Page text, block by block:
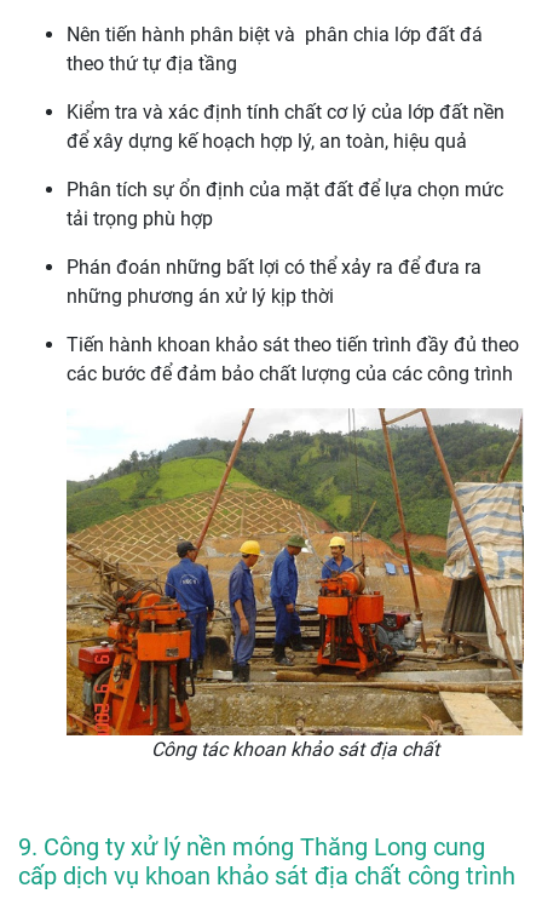
Nên tiến hành phân biệt và phân chia lớp đất đá
theo thứ tự địa tầng
Kiểm tra và xác định tính chất cơ lý của lớp đất nền
để xây dựng kế hoạch hợp lý, an toàn, hiệu quả
Phân tích sự ổn định của mặt đất để lựa chọn mức
tải trọng phù hợp
Phán đoán những bất lợi có thể xảy ra để đưa ra
những phương án xử lý kịp thời
Tiến hành khoan khảo sát theo tiến trình đầy đủ theo
các bước để đảm bảo chất lượng của các công trình
Công tác khoan khảo sát địa chất
9. Công ty xử lý nền móng Thăng Long cung
cấp dịch vụ khoan khảo sát địa chất công trình